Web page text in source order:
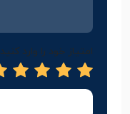
امتیاز خود را وارد کنید